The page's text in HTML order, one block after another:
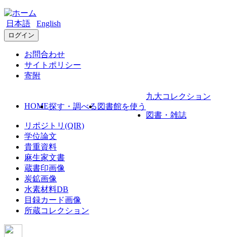
日本語 English
ログイン
お問合わせ
サイトポリシー
寄附
HOME探す・調べる 図書館を使う
九大コレクション
図書・雑誌
リポジトリ(QIR)
学位論文
貴重資料
麻生家文書
蔵書印画像
炭鉱画像
水素材料DB
目録カード画像
所蔵コレクション